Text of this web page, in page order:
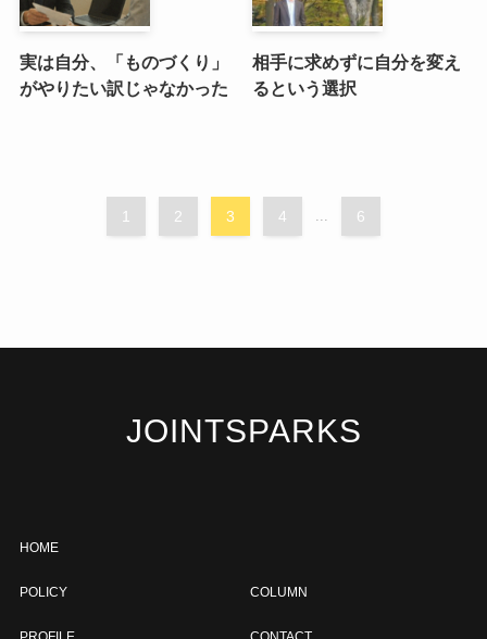
実は自分、「ものづくり」
がやりたい訳じゃなかった
相手に求めずに自分を変え
るという選択
1 2 3 4 6
JOINTSPARKS
HOME
POLICY COLUMN